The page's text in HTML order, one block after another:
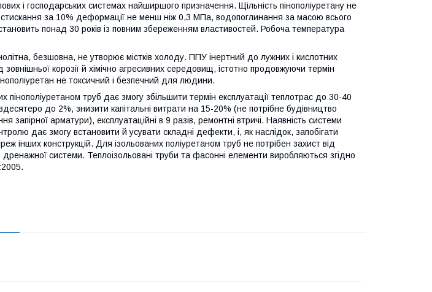
і господарських системах найширшого призначення. Щільність пінополіуретану не
стискання за 10% деформації не менш ніж 0,3 МПа, водопоглинання за масою всього
понад 30 років із повним збереженням властивостей. Робоча температура
безшовна, не утворює містків холоду. ППУ інертний до лужних і кислотних
корозії й хімічно агресивних середовищ, істотно продовжуючи термін
не токсичний і безпечний для людини.
пінополіуретаном труб дає змогу збільшити термін експлуатації теплотрас до 30-40
до 2%, знизити капітальні витрати на 15-20% (не потрібне будівництво
запірної арматури), експлуатаційні в 9 разів, ремонтні втричі. Наявність системи
дає змогу встановити й усувати складні дефекти, і, як наслідок, запобігати
інших конструкцій. Для ізольованих поліуретаном труб не потрібен захист від
дренажної системи. Теплоізольовані труби та фасонні елементи виробляються згідно